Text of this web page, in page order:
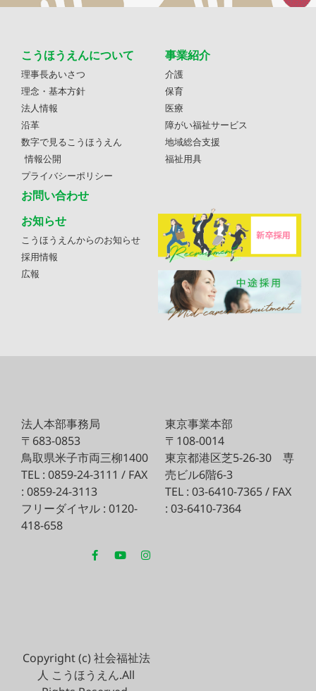
こうほうえんについて
理事長あいさつ
理念・基本方針
法人情報
沿革
数字で見るこうほうえん
情報公開
プライバシーポリシー
お問い合わせ
事業紹介
介護
保育
医療
障がい福祉サービス
地域総合支援
福祉用具
お知らせ
こうほうえんからのお知らせ
採用情報
広報
法人本部事務局
〒683-0853
鳥取県米子市両三柳1400
TEL : 0859-24-3111 / FAX
: 0859-24-3113
フリーダイヤル : 0120-
418-658
東京事業本部
〒108-0014
東京都港区芝5-26-30 専
売ビル6階6-3
TEL : 03-6410-7365 / FAX
: 03-6410-7364
Copyright (c) 社会福祉法
人 こうほうえん.All